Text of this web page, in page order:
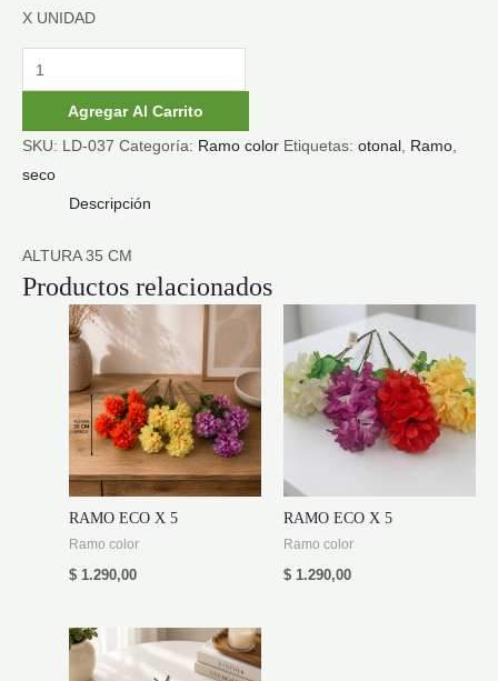
X UNIDAD
RAMO
OTONAL
cantidadAgregar Al Carrito
SKU: LD-037 Categoría: Ramo color Etiquetas: otonal Ramo
seco
Descripción
ALTURA 35 CM
Productos relacionados
RAMO ECO X 5
Ramo color
$ 1.290,00
RAMO ECO X 5
Ramo color
$ 1.290,00